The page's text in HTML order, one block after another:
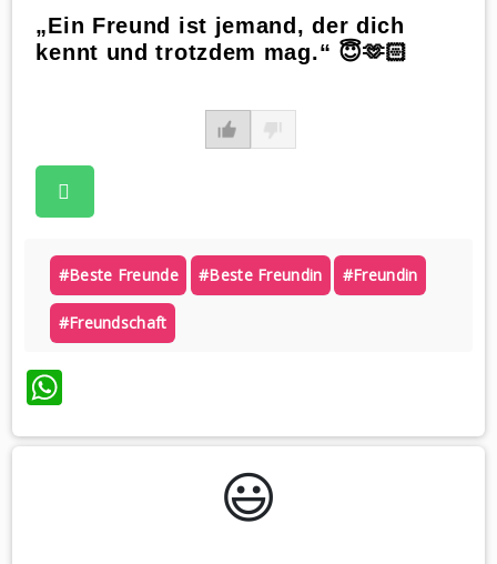
„Ein Freund ist jemand, der dich
kennt und trotzdem mag.“ 😇🫶🏻
#beste Freunde #beste Freundin #freundin
#freundschaft
WhatsApp
😃️